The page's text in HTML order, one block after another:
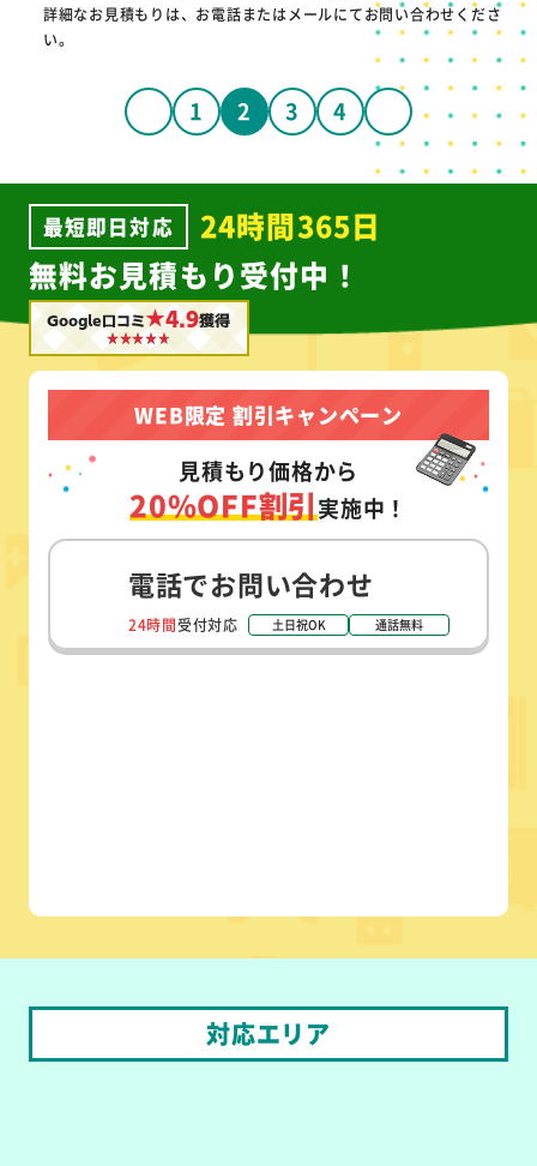
詳細なお見積もりは、お電話またはメールにてお問い合わせくださ
い。
1 2 3 4
最短即日対応
24時間365日
無料お見積もり受付中！
Google口コミ★4.9獲得
WEB限定 割引キャンペーン
見積もり価格から
20%OFF割引実施中！
電話でお問い合わせ
対応エリア